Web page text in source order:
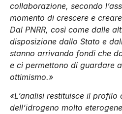
collaborazione, secondo
momento di crescere e
Dal PNRR, così come dalle
disposizione dallo Stato e
stanno arrivando fondi che
e ci permettono di guardare
ottimismo.»
«L’analisi restituisce il
dell’idrogeno molto